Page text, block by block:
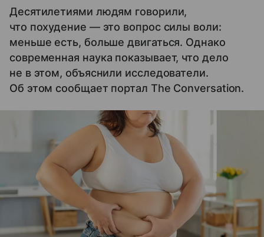
Десятилетиями людям говорили,
что похудение — это вопрос силы воли:
меньше есть, больше двигаться. Однако
современная наука показывает, что дело
не в этом, объяснили исследователи.
Об этом сообщает портал The Conversation.